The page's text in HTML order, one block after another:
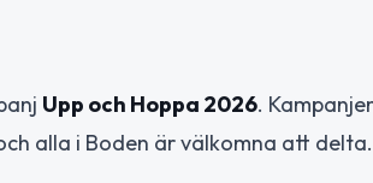
Upp och Hoppa 2026.
alla i Boden är välkomna att delta.